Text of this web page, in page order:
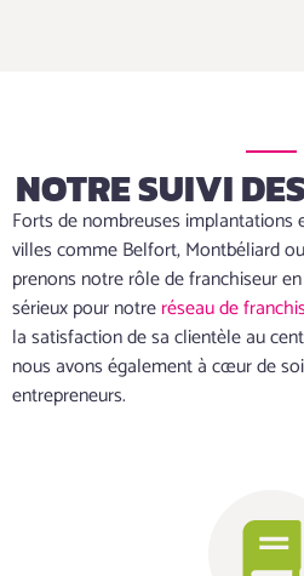
NOTRE SUIVI
Forts de nombreuses implantations
villes comme Belfort, Montbéliard
prenons notre rôle de franchiseur
sérieux pour notreréseau de
la satisfaction de sa clientèle au
nous avons également à cœur de
entrepreneurs.